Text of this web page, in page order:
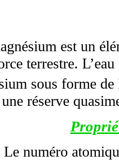
est un
terrestre.
sous forme
une réserve
Le numéro